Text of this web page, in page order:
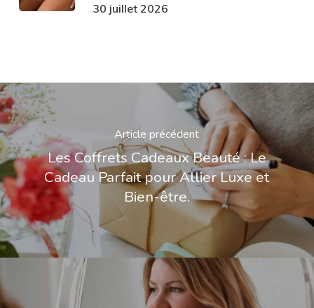
30 juillet 2026
Article précédent
Les Coffrets Cadeaux Beauté : Le
Cadeau Parfait pour Allier Luxe et
Bien-être.